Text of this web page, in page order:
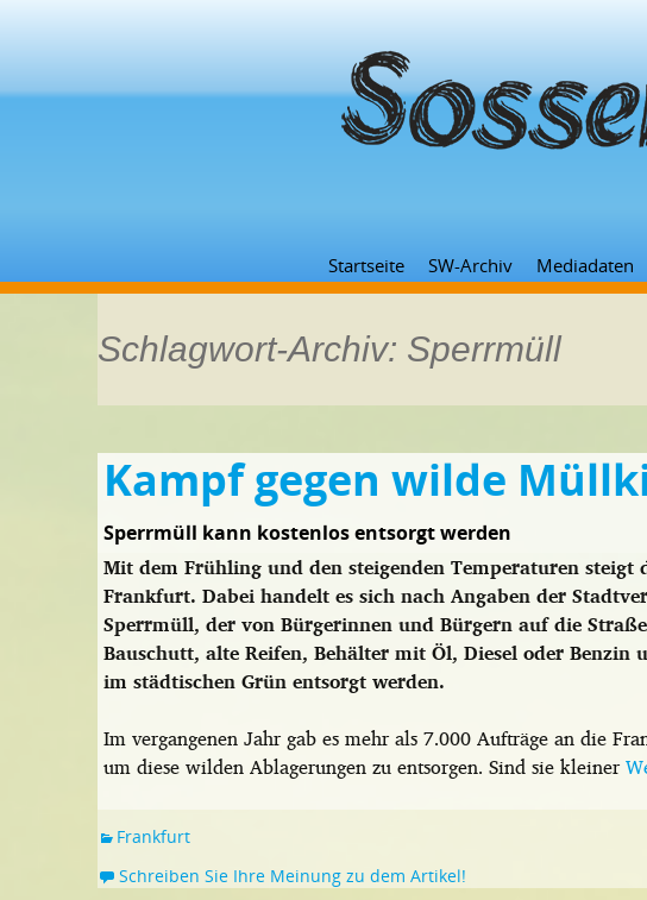
Startseite SW-Archiv Mediadaten
Schlagwort-Archiv: Sperrmüll
Kampf gegen wilde
Sperrmüll kann kostenlos entsorgt werden
Mit dem Frühling und den steigenden Temperaturen
Frankfurt. Dabei handelt es sich nach Angaben der
Sperrmüll, der von Bürgerinnen und Bürgern auf die
Bauschutt, alte Reifen, Behälter mit Öl, Diesel oder
im städtischen Grün entsorgt werden.
Im vergangenen Jahr gab es mehr als 7.000 Aufträge an die
um diese wilden Ablagerungen zu entsorgen. Sind sie kleiner
Frankfurt
Schreiben Sie Ihre Meinung zu dem Artikel!